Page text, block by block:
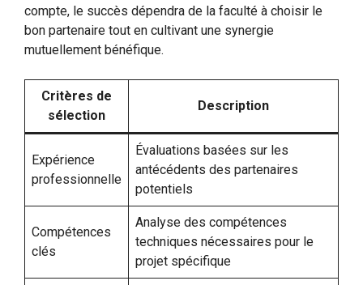
compte, le succès dépendra de la faculté à choisir le
bon partenaire tout en cultivant une synergie
mutuellement bénéfique.
Critères de
sélection
Description
Expérience
professionnelle
Évaluations basées sur les
antécédents des partenaires
potentiels
Compétences
clés
Analyse des compétences
techniques nécessaires pour le
projet spécifique